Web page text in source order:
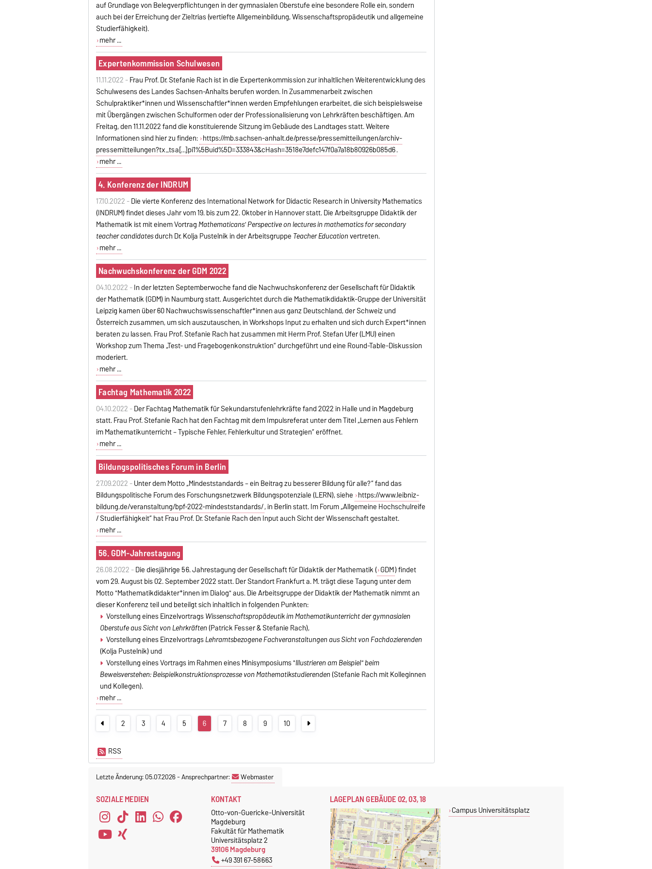
auf Grundlage von Belegverpflichtungen in der gymnasialen Oberstufe eine besondere Rolle ein, sondern
auch bei der Erreichung der Zieltrias (vertiefte Allgemeinbildung, Wissenschaftspropädeutik und allgemeine
Studierfähigkeit).
mehr ...
Expertenkommission Schulwesen
11.11.2022 -Frau Prof. Dr. Stefanie Rach ist in die Expertenkommission zur inhaltlichen Weiterentwicklung des
Schulwesens des Landes Sachsen-Anhalts berufen worden. In Zusammenarbeit zwischen
Schulpraktiker*innen und Wissenschaftler*innen werden Empfehlungen erarbeitet, die sich beispielsweise
mit Übergängen zwischen Schulformen oder der Professionalisierung von Lehrkräften beschäftigen. Am
Freitag, den 11.11.2022 fand die konstituierende Sitzung im Gebäude des Landtages statt. Weitere
Informationen sind hier zu finden: https://mb.sachsen-anhalt.de/presse/pressemitteilungen/archiv-
pressemitteilungen?tx_tsa[…]pi1%5Buid%5D=333843&cHash=3518e7defc147f0a7a18b80926b085d6.
mehr ...
4. Konferenz der INDRUM
17.10.2022 -Die vierte Konferenz des International Network for Didactic Research in University Mathematics
(INDRUM) findet dieses Jahr vom 19. bis zum 22. Oktober in Hannover statt. Die Arbeitsgruppe Didaktik der
Mathematik ist mit einem Vortrag Mathematicans' Perspective on lectures in mathematics for secondary
teacher candidatesdurch Dr. Kolja Pustelnik in der Arbeitsgruppe Teacher Educationvertreten.
mehr ...
Nachwuchskonferenz der GDM 2022
04.10.2022 -In der letzten Septemberwoche fand die Nachwuchskonferenz der Gesellschaft für Didaktik
der Mathematik (GDM) in Naumburg statt. Ausgerichtet durch die Mathematikdidaktik-Gruppe der Universität
Leipzig kamen über 60 Nachwuchswissenschaftler*innen aus ganz Deutschland, der Schweiz und
Österreich zusammen, um sich auszutauschen, in Workshops Input zu erhalten und sich durch Expert*innen
beraten zu lassen. Frau Prof. Stefanie Rach hat zusammen mit Herrn Prof. Stefan Ufer (LMU) einen
Workshop zum Thema „Test- und Fragebogenkonstruktion“ durchgeführt und eine Round-Table-Diskussion
moderiert.
mehr ...
Fachtag Mathematik 2022
04.10.2022 -Der Fachtag Mathematik für Sekundarstufenlehrkräfte fand 2022 in Halle und in Magdeburg
statt. Frau Prof. Stefanie Rach hat den Fachtag mit dem Impulsreferat unter dem Titel „Lernen aus Fehlern
im Mathematikunterricht – Typische Fehler, Fehlerkultur und Strategien“ eröffnet.
mehr ...
Bildungspolitisches Forum in Berlin
27.09.2022 -Unter dem Motto „Mindeststandards – ein Beitrag zu besserer Bildung für alle?“ fand das
Bildungspolitische Forum des Forschungsnetzwerk Bildungspotenziale (LERN), siehe https://www.leibniz-
bildung.de/veranstaltung/bpf-2022-mindeststandards/, in Berlin statt. Im Forum „Allgemeine Hochschulreife
/ Studierfähigkeit“ hat Frau Prof. Dr. Stefanie Rach den Input auch Sicht der Wissenschaft gestaltet.
mehr ...
56. GDM-Jahrestagung
26.08.2022 -Die diesjährige 56. Jahrestagung der Gesellschaft für Didaktik der Mathematik ( GDM) findet
vom 29. August bis 02. September 2022 statt. Der Standort Frankfurt a. M. trägt diese Tagung unter dem
Motto "Mathematikdidakter*innen im Dialog" aus. Die Arbeitsgruppe der Didaktik der Mathematik nimmt an
dieser Konferenz teil und beteilgt sich inhaltlich in folgenden Punkten:
Vorstellung eines EinzelvortragsWissenschaftspropädeutik im Mathematikunterricht der gymnasialen
Oberstufe aus Sicht von Lehrkräften(Patrick Fesser & Stefanie Rach),
Vorstellung eines EinzelvortragsLehramtsbezogene Fachveranstaltungen aus Sicht von Fachdozierenden
(Kolja Pustelnik) und
Vorstellung eines Vortrags im Rahmen eines Minisymposiums "Illustrieren am Beispiel" beim
Beweisverstehen: Beispielkonstruktionsprozesse von Mathematikstudierenden(Stefanie Rach mit Kolleginnen
und Kollegen).
mehr ...
2 3 4 5 6 7 8 9 10
RSS
Letzte Änderung: 05.07.2026-Ansprechpartner: Webmaster
SOZIALE MEDIEN KONTAKT
Otto-von-Guericke-Universität
Magdeburg
Fakultät für Mathematik
Universitätsplatz 2
39106 Magdeburg
+49 391 67-58663
LAGEPLAN GEBÄUDE 02, 03, 18
Campus Universitätsplatz